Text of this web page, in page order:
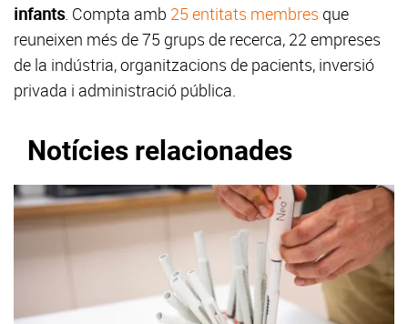
infants. Compta amb 25 entitats membres que
reuneixen més de 75 grups de recerca, 22 empreses
de la indústria, organitzacions de pacients, inversió
privada i administració pública.
Notícies relacionades